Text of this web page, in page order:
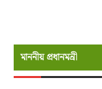
মাননীয় প্রধানমন্রী